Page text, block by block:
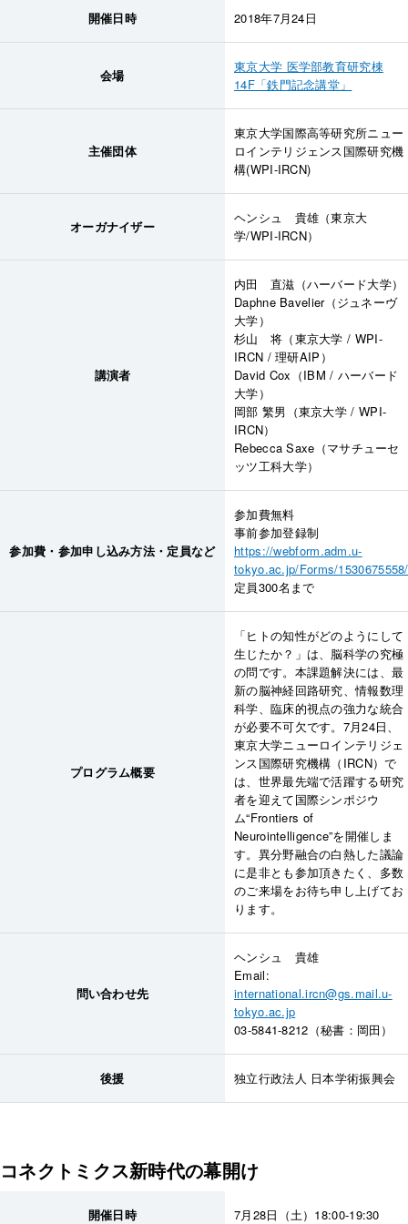
開催日時 2018年7月24日
会場
東京大学 医学部教育研究棟
14F「鉄門記念講堂」
主催団体
東京大学国際高等研究所ニュー
ロインテリジェンス国際研究機
構(WPI-IRCN)
オーガナイザー
ヘンシュ 貴雄（東京大
学/WPI-IRCN）
講演者
内田 直滋（ハーバード大学）
Daphne Bavelier（ジュネーヴ
大学）
杉山 将（東京大学 / WPI-
IRCN / 理研AIP）
David Cox（IBM / ハーバード
大学）
岡部 繁男（東京大学 / WPI-
IRCN）
Rebecca Saxe（マサチューセ
ッツ工科大学）
参加費・参加申し込み方法・定員など
参加費無料
事前参加登録制
https://webform.adm.u-
tokyo.ac.jp/Forms/1530675558/
定員300名まで
プログラム概要
「ヒトの知性がどのようにして
生じたか？」は、脳科学の究極
の問です。本課題解決には、最
新の脳神経回路研究、情報数理
科学、臨床的視点の強力な統合
が必要不可欠です。7月24日、
東京大学ニューロインテリジェ
ンス国際研究機構（IRCN）で
は、世界最先端で活躍する研究
者を迎えて国際シンポジウ
ム“Frontiers of
Neurointelligence”を開催しま
す。異分野融合の白熱した議論
に是非とも参加頂きたく、多数
のご来場をお待ち申し上げてお
ります。
問い合わせ先
ヘンシュ 貴雄
Email:
international.ircn@gs.mail.u-
tokyo.ac.jp
03-5841-8212（秘書：岡田）
後援 独立行政法人 日本学術振興会
コネクトミクス新時代の幕開け
開催日時 7月28日（土）18:00-19:30